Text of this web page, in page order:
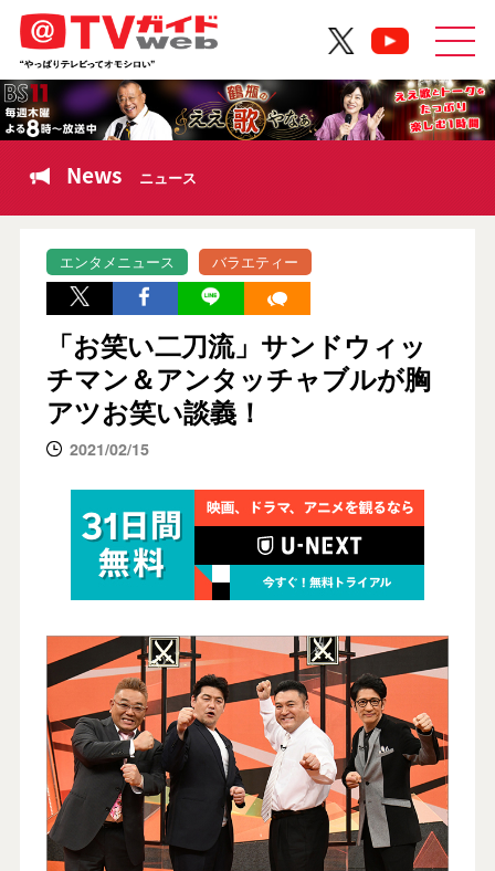
News ニュース
エンタメニュース バラエティー
「お笑い二刀流」サンドウィッ
チマン＆アンタッチャブルが胸
アツお笑い談義！
2021/02/15